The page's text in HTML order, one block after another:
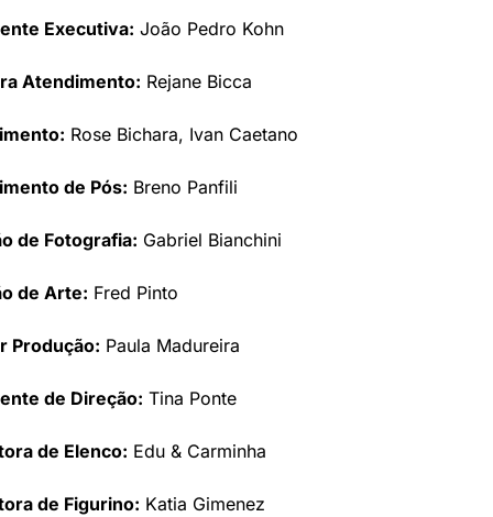
Executiva: João Pedro Kohn
Atendimento: Rejane Bicca
Rose Bichara, Ivan Caetano
de Pós: Breno Panfili
de Fotografia: Gabriel Bianchini
de Arte: Fred Pinto
Produção: Paula Madureira
de Direção: Tina Ponte
de Elenco: Edu & Carminha
de Figurino: Katia Gimenez